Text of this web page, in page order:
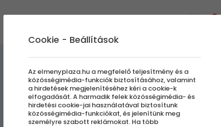
Egyedi Porcelán
Ékszerkészítő workshop | 5
Cookie - Beállítások
Az elmenyplaza.hu a megfelelő teljesítmény és a
közösségimédia-funkciók biztosításához, valamint
a hirdetések megjelenítéséhez kéri a cookie-k
elfogadását. A harmadik felek közösségimédia- és
hirdetési cookie-jai használatával biztosítunk
közösségimédia-funkciókat, és jelenítünk meg
személyre szabott reklámokat. Ha több